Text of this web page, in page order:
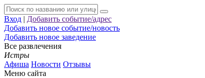
Вход | Добавить событие/адрес
Добавить новое событие/новость
Добавить новое заведение
Все развлечения
Истры
Афиша Новости Отзывы
Меню сайта